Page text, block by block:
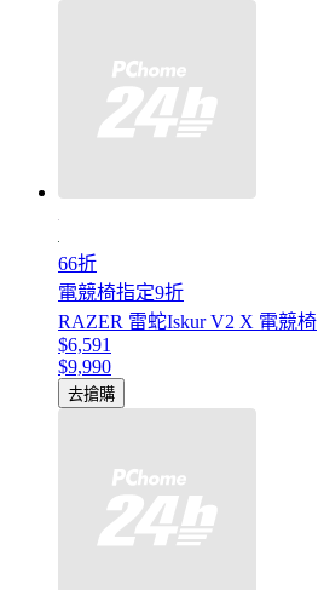
66折
電競椅指定9折
RAZER 雷蛇Iskur V2 X 電競椅
$6,591
$9,990
去搶購